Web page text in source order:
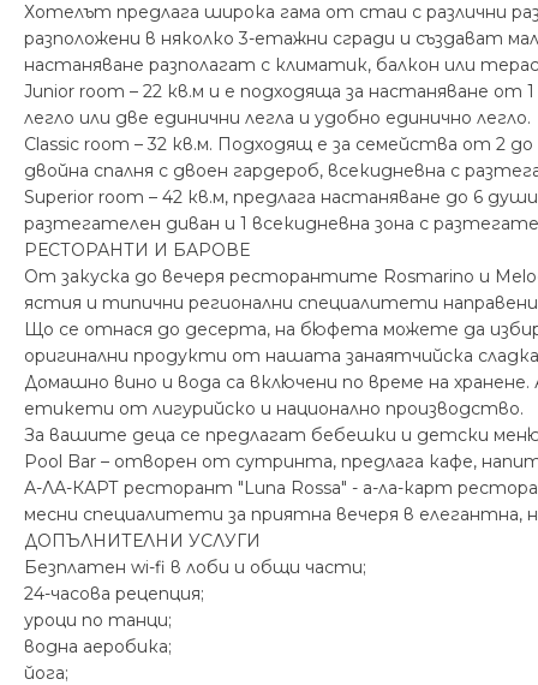
Хотелът предлага широка гама от стаи с различни
разположени в няколко 3-етажни сгради и създават
настаняване разполагат с климатик, балкон или
Junior room – 22 кв.м и е подходяща за настаняване
легло или две единични легла и удобно единично легло.
Classic room – 32 кв.м. Подходящ е за семейства от 2
двойна спалня с двоен гардероб, всекидневна с
Superior room – 42 кв.м, предлага настаняване до 6
разтегателен диван и 1 всекидневна зона с
РЕСТОРАНТИ И БАРОВЕ
От закуска до вечеря ресторантите Rosmarino и
ястия и типични регионални специалитети
Що се отнася до десерта, на бюфета можете да
оригинални продукти от нашата занаятчийска
Домашно вино и вода са включени по време на
етикети от лигурийско и национално производство.
За вашите деца се предлагат бебешки и детски
Pool Bar – отворен от сутринта, предлага кафе,
А-ЛА-КАРТ ресторант "Luna Rossa" - а-ла-карт
месни специалитети за приятна вечеря в
ДОПЪЛНИТЕЛНИ УСЛУГИ
Безплатен wi-fi в лоби и общи части;
24-часова рецепция;
уроци по танци;
водна аеробика;
йога;